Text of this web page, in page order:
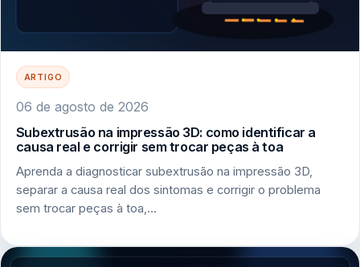
ARTIGO
06 de agosto de 2026
Subextrusão na impressão 3D: como identificar a
causa real e corrigir sem trocar peças à toa
Aprenda a diagnosticar subextrusão na impressão 3D,
separar a causa real dos sintomas e corrigir o problema
sem trocar peças à toa,…